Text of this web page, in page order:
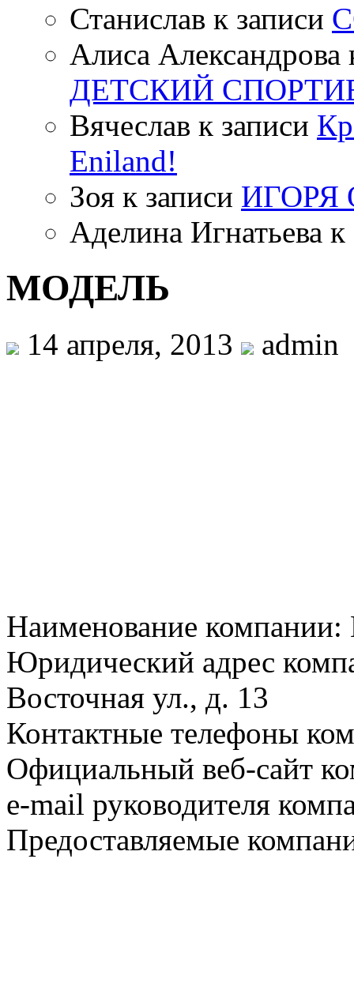
Станислав к записи
Алиса Александрова
ДЕТСКИЙ
Вячеслав к записи
Eniland!
Зоя к записи ИГОРЯ
Аделина Игнатьева к
МОДЕЛЬ
14 апреля, 2013 admin
Наименование
Юридический адрес
Восточная ул., д. 13
Контактные телефоны
Официальный веб-сайт
e-mail руководителя
Предоставляемые